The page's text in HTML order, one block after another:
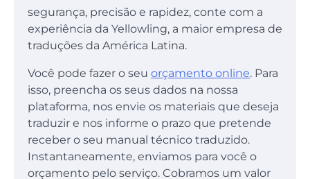
segurança, precisão e rapidez, conte com a
experiência da Yellowling, a maior empresa de
traduções da América Latina.
Você pode fazer o seu orçamento online. Para
isso, preencha os seus dados na nossa
plataforma, nos envie os materiais que deseja
traduzir e nos informe o prazo que pretende
receber o seu manual técnico traduzido.
Instantaneamente, enviamos para você o
orçamento pelo serviço. Cobramos um valor